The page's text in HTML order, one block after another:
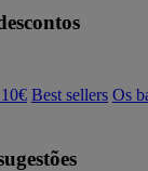
Best sellers Os